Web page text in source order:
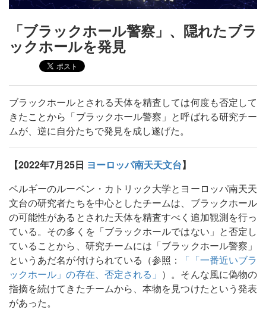
「ブラックホール警察」、隠れたブラ
ックホールを発見
ブラックホールとされる天体を精査しては何度も否定して
きたことから「ブラックホール警察」と呼ばれる研究チー
ムが、逆に自分たちで発見を成し遂げた。
【2022年7月25日 ヨーロッパ南天天文台】
ベルギーのルーベン・カトリック大学とヨーロッパ南天天
文台の研究者たちを中心としたチームは、ブラックホール
の可能性があるとされた天体を精査すべく追加観測を行っ
ている。その多くを「ブラックホールではない」と否定し
ていることから、研究チームには「ブラックホール警察」
というあだ名が付けられている（参照：
「「一番近いブラ
ックホール」の存在、否定される」 ）。そんな風に偽物の
指摘を続けてきたチームから、本物を見つけたという発表
があった。